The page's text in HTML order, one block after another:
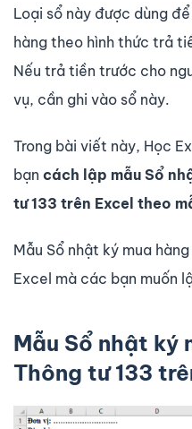
Loại sổ này được dùng
hàng theo hình thức trả
Nếu trả tiền trước cho
vụ, cần ghi vào sổ này.
Trong bài viết này, Học
bạn cách lập mẫu Sổ
tư 133 trên Excel theo
Mẫu Sổ nhật ký mua
Excel mà các bạn muốn
Mẫu Sổ nhật ký
Thông tư 133